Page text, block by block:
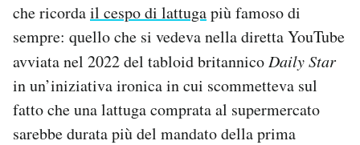
CALENDARIO
AREA PERSONALE
Area Personale
Newsletter
che ricordail cespo di lattugapiù famoso di
sempre: quello che si vedeva nella diretta YouTube
avviata nel 2022 del tabloid britannico Daily Star
in un’iniziativa ironica in cui scommetteva sul
fatto che una lattuga comprata al supermercato
sarebbe durata più del mandato della prima